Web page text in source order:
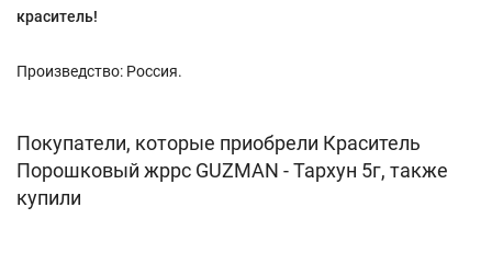
краситель!
Произведство: Россия.
Покупатели, которые приобрели Краситель
Порошковый жррс GUZMAN - Тархун 5г, также
купили